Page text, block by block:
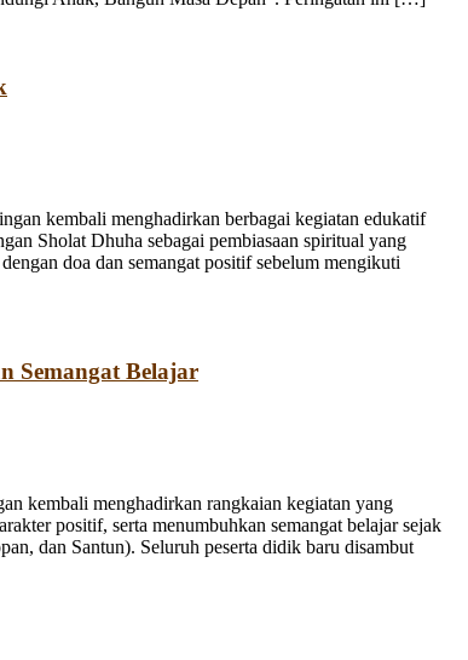
kembali menghadirkan berbagai kegiatan edukatif
Sholat Dhuha sebagai pembiasaan spiritual yang
doa dan semangat positif sebelum mengikuti
Semangat Belajar
kembali menghadirkan rangkaian kegiatan yang
positif, serta menumbuhkan semangat belajar sejak
dan Santun). Seluruh peserta didik baru disambut